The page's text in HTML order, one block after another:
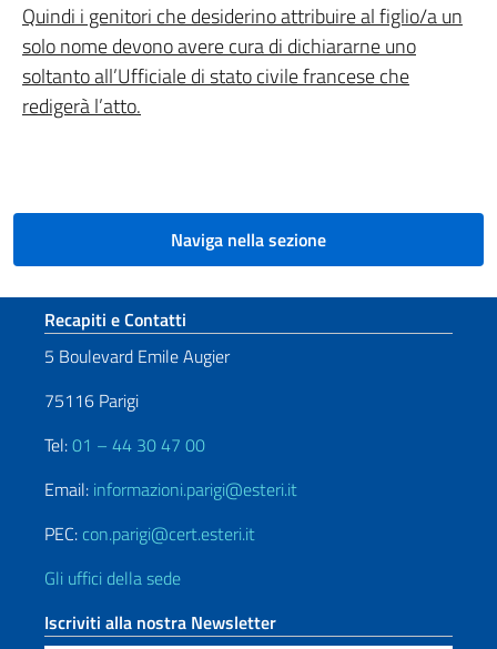
Quindi i genitori che desiderino attribuire al figlio/a un
solo nome devono avere cura di dichiararne uno
soltanto all’Ufficiale di stato civile francese che
redigerà l’atto.
Naviga nella sezione
Sezione footer
Recapiti e Contatti
5 Boulevard Emile Augier
75116 Parigi
Tel:01 – 44 30 47 00
Email: informazioni.parigi@esteri.it
PEC: con.parigi@cert.esteri.it
Gli uffici della sede
Iscriviti alla nostra Newsletter